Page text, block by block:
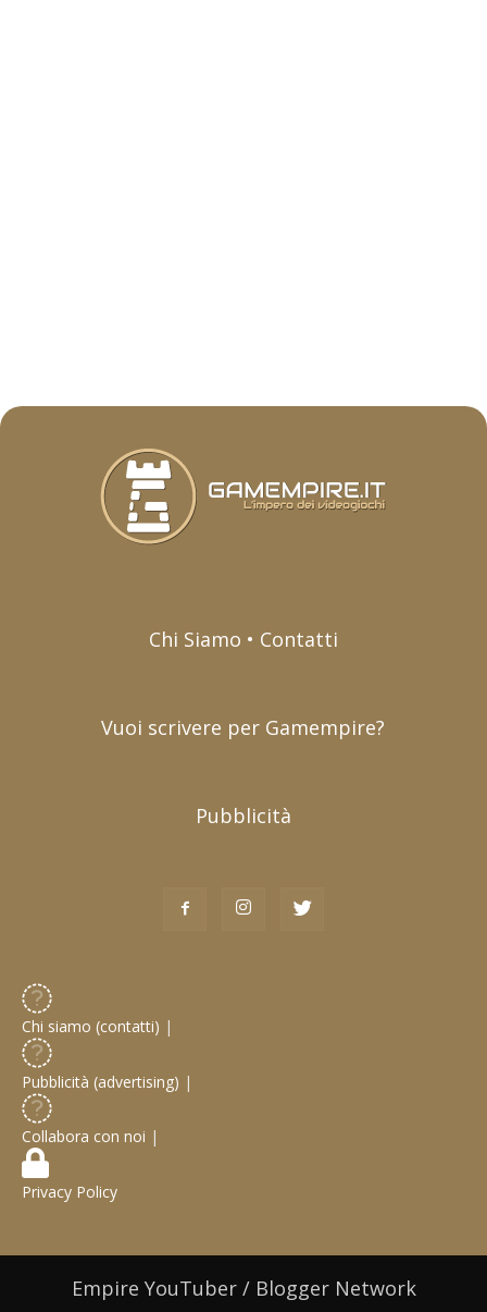
Chi Siamo • Contatti
Vuoi scrivere per Gamempire?
Pubblicità
Chi siamo (contatti) |
Pubblicità (advertising) |
Collabora con noi |
Privacy Policy
Empire YouTuber / Blogger Network